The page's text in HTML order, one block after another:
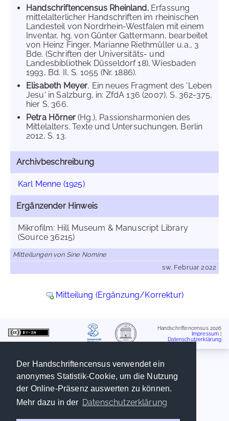
Der Handschriftencensus verwendet ein
anonymes Statistik-Cookie, um die Nutzung
der Online-Präsenz auswerten zu können.
Mehr dazu in der Datenschutzerklärung
Handschriftencensus Rheinland.Erfassung
mittelalterlicher Handschriften im rheinischen
Landesteil von Nordrhein-Westfalen mit einem
Inventar, hg. von Günter Gattermann, bearbeitet
von Heinz Finger, Marianne Riethmüller u.a., 3
Bde. (Schriften der Universitäts- und
Landesbibliothek Düsseldorf 18), Wiesbaden
1993, Bd. II, S. 1055 (Nr. 1886).
Elisabeth Meyer, Ein neues Fragment des 'Leben
Jesu' in Salzburg, in: ZfdA 136 (2007), S. 362-375,
hier S. 366.
Petra Hörner(Hg.), Passionsharmonien des
Mittelalters. Texte und Untersuchungen, Berlin
2012, S. 13.
Archivbeschreibung
Karl Menne (1925)
Ergänzender Hinweis
Mikrofilm: Hill Museum & Manuscript Library
(Source 36215)
Mitteilungen von Sine Nomine
sw, Februar 2022
Mitteilung (Ergänzung/Korrektur)
Handschriftencensus 2026
Impressum
Datenschutzerklärung